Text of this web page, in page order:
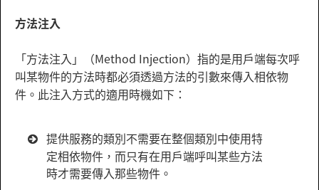
方法注入
「方法注入」（Method Injection）指的是用戶端每次呼
叫某物件的方法時都必須透過方法的引數來傳入相依物
件。此注入方式的適用時機如下：
提供服務的類別不需要在整個類別中使用特
定相依物件，而只有在用戶端呼叫某些方法
時才需要傳入那些物件。